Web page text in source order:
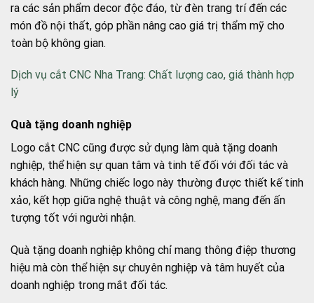
ra các sản phẩm decor độc đáo, từ đèn trang trí đến các
món đồ nội thất, góp phần nâng cao giá trị thẩm mỹ cho
toàn bộ không gian.
Dịch vụ cắt CNC Nha Trang: Chất lượng cao, giá thành hợp
lý
Quà tặng doanh nghiệp
Logo cắt CNC cũng được sử dụng làm quà tặng doanh
nghiệp, thể hiện sự quan tâm và tinh tế đối với đối tác và
khách hàng. Những chiếc logo này thường được thiết kế tinh
xảo, kết hợp giữa nghệ thuật và công nghệ, mang đến ấn
tượng tốt với người nhận.
Quà tặng doanh nghiệp không chỉ mang thông điệp thương
hiệu mà còn thể hiện sự chuyên nghiệp và tâm huyết của
doanh nghiệp trong mắt đối tác.